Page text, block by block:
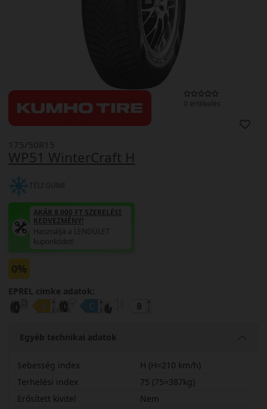
0 értékelés
WP51 WinterCraft H
175/50R15
TÉLI GUMI
AKÁR 8.000 FT SZERELÉSI
KEDVEZMÉNY!
Használja a LENDÜLET
kuponkódot!
0%
EPREL cimke adatok:
Egyéb technikai adatok
Sebesség index
H (H=210 km/h)
Terhelési index
75 (75=387kg)
Erősített kivitel
Nem